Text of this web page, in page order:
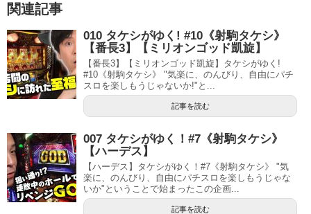
関連記事
010 タケシがゆく! #10《射駒タケシ》
【番長3】【ミリオンゴッド凱旋】
【番長3】【ミリオンゴッド凱旋】タケシがゆく!
#10《射駒タケシ》 "気楽に、のんびり、自由にパチ
スロを楽しもうじゃないか!"と...
記事を読む
007 タケシがゆく！#7《射駒タケシ》
【ハーデス】
【ハーデス】タケシがゆく！#7《射駒タケシ》 "気
楽に、のんびり、自由にパチスロを楽しもうじゃな
いか"ということで始まったこの企画...
記事を読む